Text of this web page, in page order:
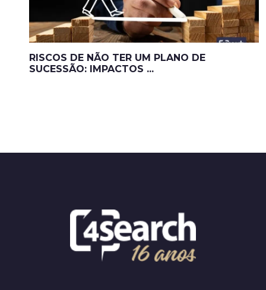
RISCOS DE NÃO TER UM PLANO DE
SUCESSÃO: IMPACTOS ...